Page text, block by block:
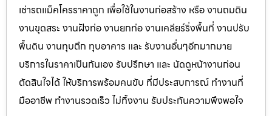
เช่ารถแม็คโครราคาถูก เพื่อใช้ในงานก่อสร้าง หรือ งานถมดิน
งานขุดสระ งานฝังท่อ งานยกท่อ งานเคลียร์ริ่งพื้นที่ งานปรับ
พื้นดิน งานทุบตึก ทุบอาคาร และ รับงานอื่นๆอีกมากมาย
บริการในราคาเป็นกันเอง รับปรึกษา และ นัดดูหน้างานก่อน
ตัดสินใจได้ ให้บริการพร้อมคนขับ ที่มีประสบการณ์ ทำงานที่
มืออาชีพ ทำงานรวดเร็ว ไม่ทิ้งงาน รับประกันความพึงพอใจ